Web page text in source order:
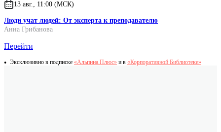
13 авг., 11:00 (МСК)
Люди учат людей: От эксперта к преподавателю
Анна Грибанова
Перейти
Эксклюзивно в подписке «Альпина.Плюс» и в «Корпоративной Библиотеке»